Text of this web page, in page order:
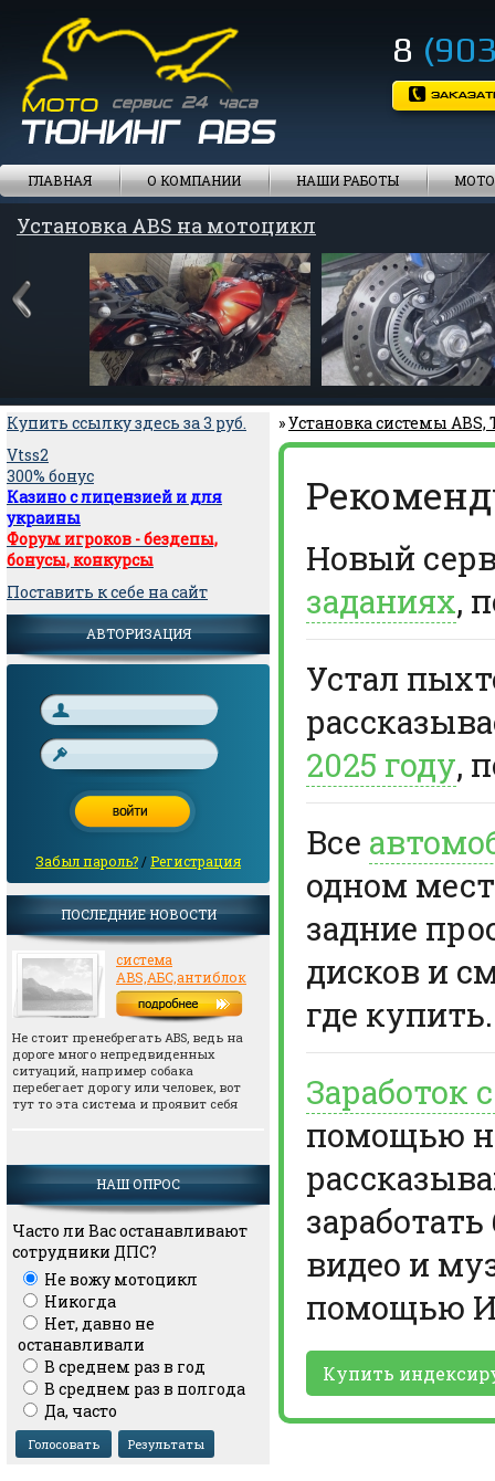
8
ГЛАВНАЯ О КОМПАНИИ НАШИ РАБОТЫ
Установка ABS на мотоцикл
Купить ссылку здесь за3 руб.
Vtss2
300% бонус
Казино с лицензией и для
украины
Форум игроков - бездепы,
бонусы, конкурсы
Поставить к себе на сайт
АВТОРИЗАЦИЯ
Забыл пароль? /Регистрация
ПОСЛЕДНИЕ НОВОСТИ
система
ABS,АБС,антиблок
Не стоит пренебрегать АВS, ведь на
дороге много непредвиденных
ситуаций, например собака
перебегает дорогу или человек, вот
тут то эта система и проявит себя
НАШ ОПРОС
Часто ли Вас останавливают
сотрудники ДПС?
Не вожу мотоцикл
Никогда
Нет, давно не
останавливали
В среднем раз в год
В среднем раз в полгода
Да, часто
»Установка системы
Новый
заданиях,
Устал
2025 году,
Все
одном
задние
дисков и
где купить.
помощью
видео и
помощью
Купить